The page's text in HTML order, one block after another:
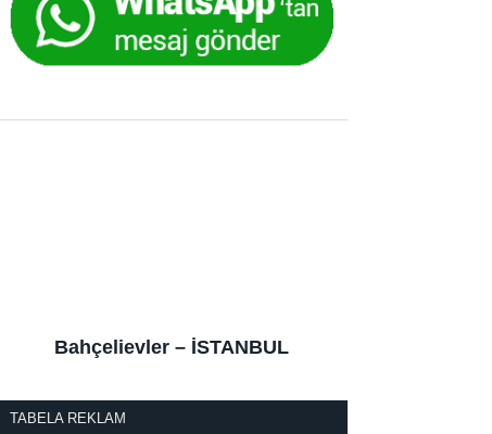
Bahçelievler – İSTANBUL
TABELA REKLAM